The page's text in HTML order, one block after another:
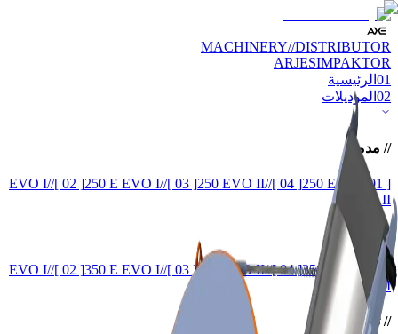
MACHINERY//DISTRIBUTOR
ARJESIMPAKTOR
01 الرئيسية
02 الموديلات
// مدمج
[ 01 ]
//[ 02 ]250 E EVO I//[ 03 ]250 EVO II//[ 04 ]250 E
EVO II
// قياسي
350 EVO I
//[ 02 ]350 E EVO I//[ 03 ]350 EVO II//[ 04 ]350 E
EVO II
// ثقيل